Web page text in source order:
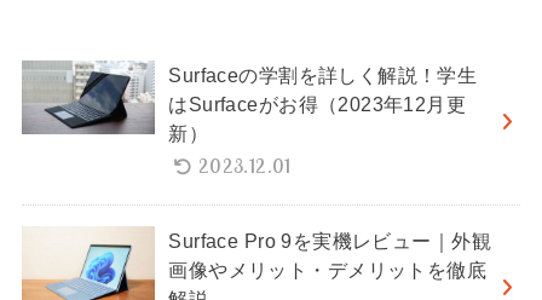
Surfaceの学割を詳しく解説！学生
はSurfaceがお得（2023年12月更
新）
2023.12.01
Surface Pro 9を実機レビュー｜外観
画像やメリット・デメリットを徹底